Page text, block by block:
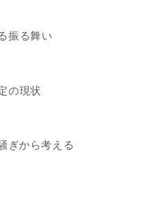
振る舞い
の現状
ぎから考える